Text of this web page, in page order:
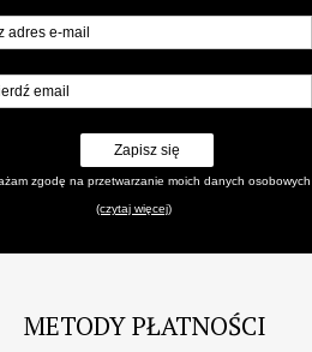
Zapisz się
zgodę na przetwarzanie moich danych osobowych
(czytaj więcej)
METODY PŁATNOŚCI